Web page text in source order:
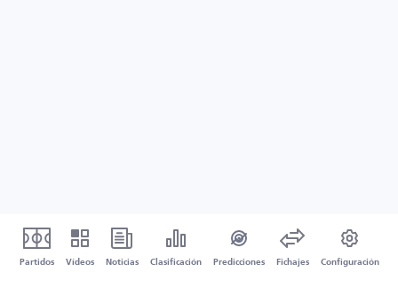
Partidos Vídeos Noticias Clasificación Predicciones Fichajes Configuración